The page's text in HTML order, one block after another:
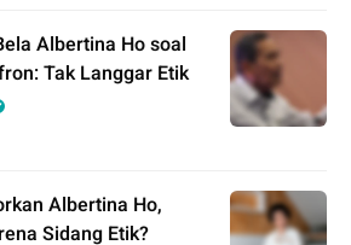
Albertina Ho soal
Tak Langgar Etik
Albertina Ho,
Sidang Etik?